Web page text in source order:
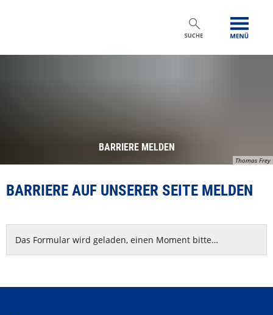
Thomas Frey
BARRIERE MELDEN
BARRIERE AUF UNSERER SEITE MELDEN
Das Formular wird geladen, einen Moment bitte…